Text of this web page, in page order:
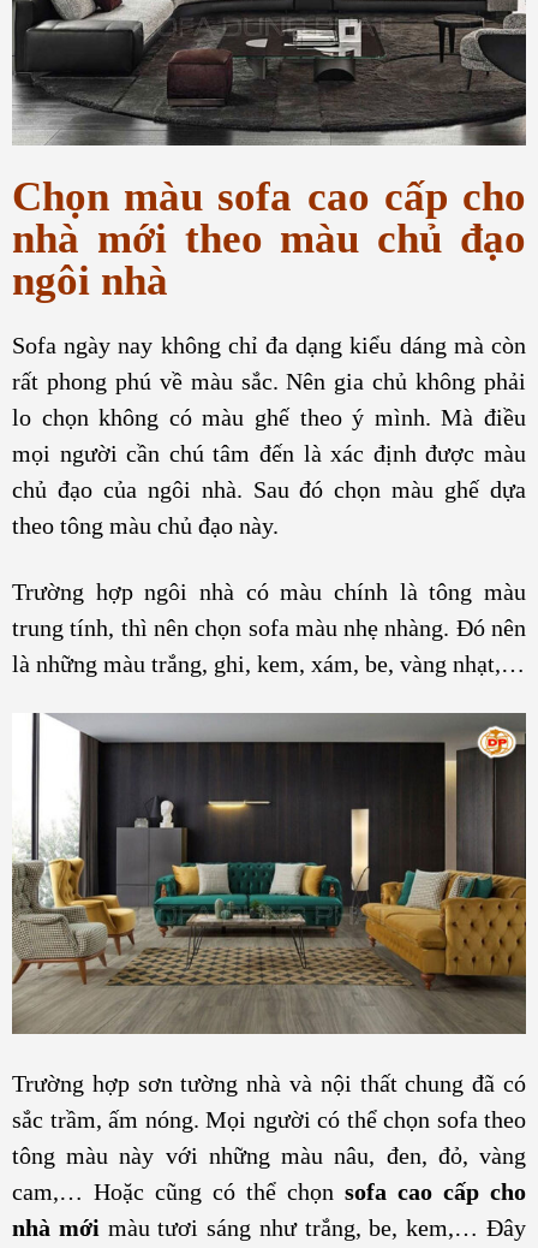
Chọn màu sofa cao cấp cho
nhà mới theo màu chủ đạo
ngôi nhà
Sofa ngày nay không chỉ đa dạng kiểu dáng mà còn
rất phong phú về màu sắc. Nên gia chủ không phải
lo chọn không có màu ghế theo ý mình. Mà điều
mọi người cần chú tâm đến là xác định được màu
chủ đạo của ngôi nhà. Sau đó chọn màu ghế dựa
theo tông màu chủ đạo này.
Trường hợp ngôi nhà có màu chính là tông màu
trung tính, thì nên chọn sofa màu nhẹ nhàng. Đó nên
là những màu trắng, ghi, kem, xám, be, vàng nhạt,…
Trường hợp sơn tường nhà và nội thất chung đã có
sắc trầm, ấm nóng. Mọi người có thể chọn sofa theo
tông màu này với những màu nâu, đen, đỏ, vàng
cam,… Hoặc cũng có thể chọn sofa cao cấp cho
nhà mới màu tươi sáng như trắng, be, kem,… Đây